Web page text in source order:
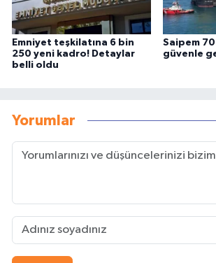
Emniyet teşkilatına 6 bin
250 yeni kadro! Detaylar
belli oldu
Saipem
güvenle
Yorumlar